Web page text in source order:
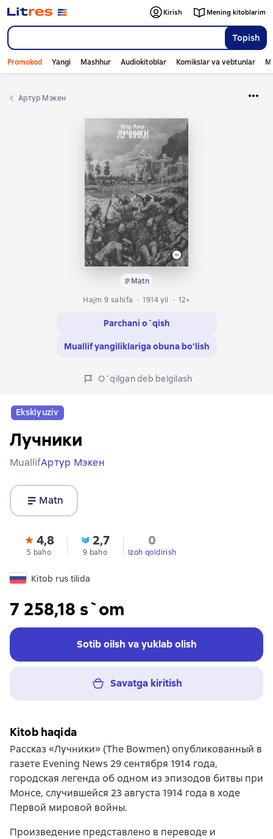
Topish
Kirish Mening kitoblarim
Promokod Yangi Mashhur Audiokitoblar Komikslar va vebtunlar
Артур Мэкен
Matn
Hajm 9 sahifa
1914 yil 12+
Parchani o`qish
Muallif yangiliklariga obuna bo‘lish
O`qilgan deb belgilash
Eksklyuziv
Лучники
MuallifАртур Мэкен
Matn
4,8
5 baho
2,7
9 baho
0
Izoh qoldirish
Kitob rus tilida
7 258,18 s`om
Sotib oilsh va yuklab olish
Savatga kiritish
Kitob haqida
Рассказ «Лучники» (The Bowmen) опубликованный в
газете Evening News 29 сентября 1914 года,
городская легенда об одном из эпизодов битвы при
Монсе, случившейся 23 августа 1914 года в ходе
Первой мировой войны.
Произведение представлено в переводе и